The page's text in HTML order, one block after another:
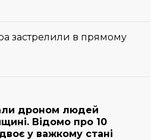
застрелили в прямому
дроном людей
Відомо про 10
у важкому стані